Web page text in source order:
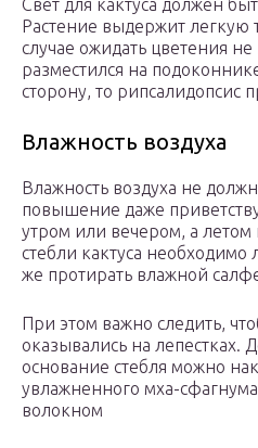
Свет для кактуса должен
Растение выдержит легкую
случае ожидать цветения
разместился на
сторону, то рипсалидопсис
Влажность воздуха
Влажность воздуха не
повышение даже
утром или вечером, а летом
стебли кактуса необходимо
же протирать влажной
При этом важно следить,
оказывались на лепестках.
основание стебля можно
увлажненного мха-
волокном